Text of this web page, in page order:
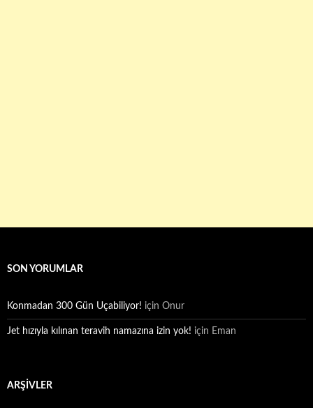
SON YORUMLAR
Konmadan 300 Gün Uçabiliyor! için Onur
Jet hızıyla kılınan teravih namazına izin yok! için Eman
ARŞIVLER